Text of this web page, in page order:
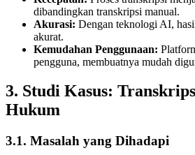
dibandingkan transkripsi manual.
Akurasi: Dengan teknologi AI,
akurat.
Kemudahan Penggunaan:
pengguna, membuatnya mudah
3. Studi Kasus:
Hukum
3.1. Masalah yang Dihadapi